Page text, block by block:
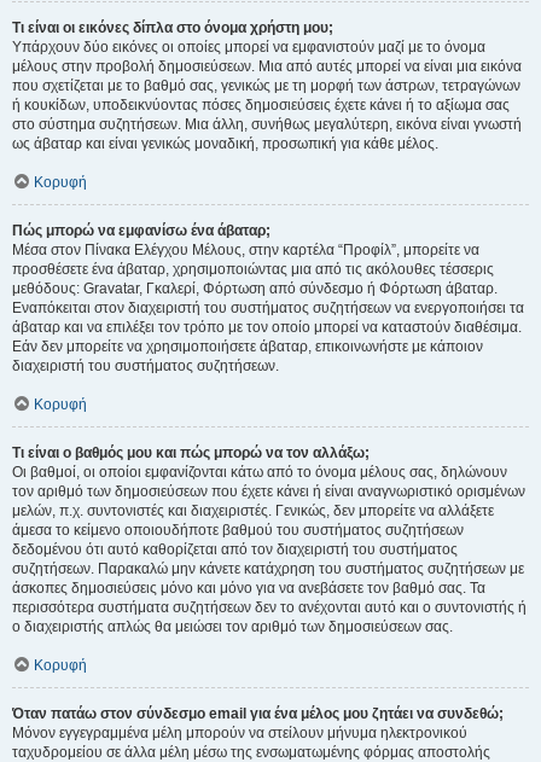
Τι είναι οι εικόνες δίπλα στο όνομα χρήστη μου;
Υπάρχουν δύο εικόνες οι οποίες μπορεί να εμφανιστούν μαζί με το όνομα
μέλους στην προβολή δημοσιεύσεων. Μια από αυτές μπορεί να είναι μια εικόνα
που σχετίζεται με το βαθμό σας, γενικώς με τη μορφή των άστρων, τετραγώνων
ή κουκίδων, υποδεικνύοντας πόσες δημοσιεύσεις έχετε κάνει ή το αξίωμα σας
στο σύστημα συζητήσεων. Μια άλλη, συνήθως μεγαλύτερη, εικόνα είναι γνωστή
ως άβαταρ και είναι γενικώς μοναδική, προσωπική για κάθε μέλος.
Κορυφή
Πώς μπορώ να εμφανίσω ένα άβαταρ;
Μέσα στον Πίνακα Ελέγχου Μέλους, στην καρτέλα “Προφίλ”, μπορείτε να
προσθέσετε ένα άβαταρ, χρησιμοποιώντας μια από τις ακόλουθες τέσσερις
μεθόδους: Gravatar, Γκαλερί, Φόρτωση από σύνδεσμο ή Φόρτωση άβαταρ.
Εναπόκειται στον διαχειριστή του συστήματος συζητήσεων να ενεργοποιήσει τα
άβαταρ και να επιλέξει τον τρόπο με τον οποίο μπορεί να καταστούν διαθέσιμα.
Εάν δεν μπορείτε να χρησιμοποιήσετε άβαταρ, επικοινωνήστε με κάποιον
διαχειριστή του συστήματος συζητήσεων.
Κορυφή
Τι είναι ο βαθμός μου και πώς μπορώ να τον αλλάξω;
Οι βαθμοί, οι οποίοι εμφανίζονται κάτω από το όνομα μέλους σας, δηλώνουν
τον αριθμό των δημοσιεύσεων που έχετε κάνει ή είναι αναγνωριστικό ορισμένων
μελών, π.χ. συντονιστές και διαχειριστές. Γενικώς, δεν μπορείτε να αλλάξετε
άμεσα το κείμενο οποιουδήποτε βαθμού του συστήματος συζητήσεων
δεδομένου ότι αυτό καθορίζεται από τον διαχειριστή του συστήματος
συζητήσεων. Παρακαλώ μην κάνετε κατάχρηση του συστήματος συζητήσεων με
άσκοπες δημοσιεύσεις μόνο και μόνο για να ανεβάσετε τον βαθμό σας. Τα
περισσότερα συστήματα συζητήσεων δεν το ανέχονται αυτό και ο συντονιστής ή
ο διαχειριστής απλώς θα μειώσει τον αριθμό των δημοσιεύσεων σας.
Κορυφή
Όταν πατάω στον σύνδεσμο email για ένα μέλος μου ζητάει να συνδεθώ;
Μόνον εγγεγραμμένα μέλη μπορούν να στείλουν μήνυμα ηλεκτρονικού
ταχυδρομείου σε άλλα μέλη μέσω της ενσωματωμένης φόρμας αποστολής